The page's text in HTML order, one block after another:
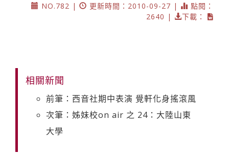
NO.782 |
更新時間：2010-09-27 |
點閱：
2640 |
下載：
相關新聞
前筆：西音社期中表演 覺軒化身搖滾風
次筆：姊妹校on air 之 24：大陸山東
大學